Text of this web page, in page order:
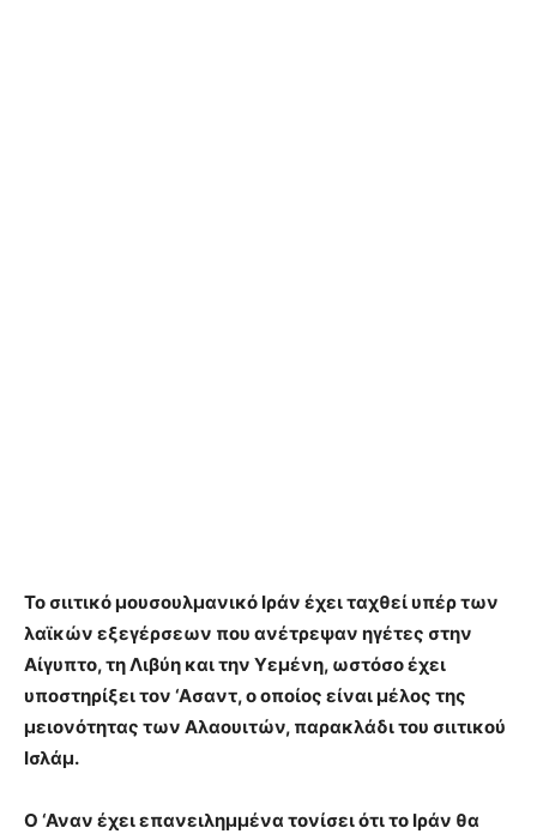
Το σιιτικό μουσουλμανικό Ιράν έχει ταχθεί υπέρ των
λαϊκών εξεγέρσεων που ανέτρεψαν ηγέτες στην
Αίγυπτο, τη Λιβύη και την Υεμένη, ωστόσο έχει
υποστηρίξει τον ‘Ασαντ, ο οποίος είναι μέλος της
μειονότητας των Αλαουιτών, παρακλάδι του σιιτικού
Ισλάμ.
Ο ‘Αναν έχει επανειλημμένα τονίσει ότι το Ιράν θα